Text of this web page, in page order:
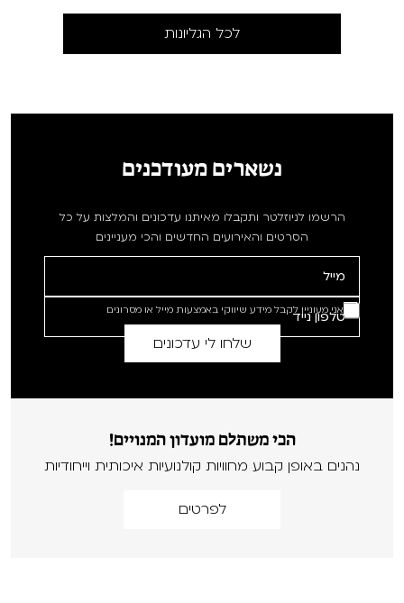
לכל הגליונות
נשארים מעודכנים
הרשמו לניוזלטר ותקבלו מאיתנו עדכונים והמלצות על כל
הסרטים והאירועים החדשים והכי מעניינים
אני מעוניין לקבל מידע שיווקי באמצעות מייל או מסרונים
הכי משתלם מועדון המנויים!
נהנים באופן קבוע מחוויות קולנועיות איכותית וייחודיות
לפרטים